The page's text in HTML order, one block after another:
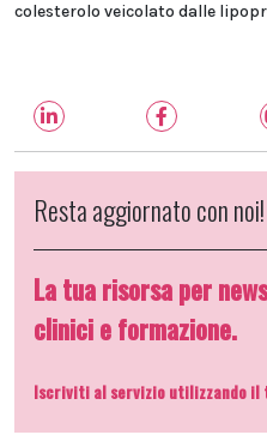
colesterolo veicolato dalle
Resta aggiornato con noi!
La tua risorsa per
clinici e formazione.
Iscriviti al servizio utilizzando il